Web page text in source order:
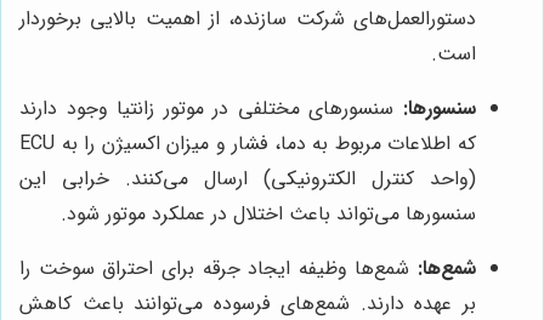
دستورالعمل‌های شرکت سازنده، از اهمیت بالایی برخوردار
است.
سنسورها: سنسورهای مختلفی در موتور زانتیا وجود دارند
که اطلاعات مربوط به دما، فشار و میزان اکسیژن را به ECU
(واحد کنترل الکترونیکی) ارسال می‌کنند. خرابی این
سنسورها می‌تواند باعث اختلال در عملکرد موتور شود.
شمع‌ها: شمع‌ها وظیفه ایجاد جرقه برای احتراق سوخت را
بر عهده دارند. شمع‌های فرسوده می‌توانند باعث کاهش